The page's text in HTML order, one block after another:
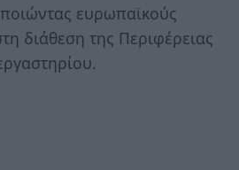
ευρωπαϊκούς
διάθεση της Περιφέρειας